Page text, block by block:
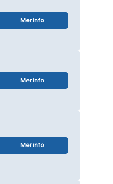
Mer info
Mer info
Mer info